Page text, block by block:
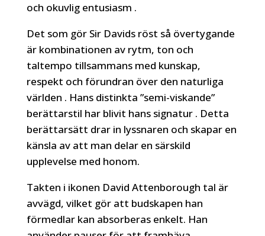
och okuvlig entusiasm .
Det som gör Sir Davids röst så övertygande
är kombinationen av rytm, ton och
taltempo tillsammans med kunskap,
respekt och förundran över den naturliga
världen . Hans distinkta ”semi-viskande”
berättarstil har blivit hans signatur . Detta
berättarsätt drar in lyssnaren och skapar en
känsla av att man delar en särskild
upplevelse med honom.
Takten i ikonen David Attenborough tal är
avvägd, vilket gör att budskapen han
förmedlar kan absorberas enkelt. Han